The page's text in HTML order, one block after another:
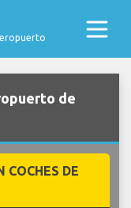
de
COCHES DE